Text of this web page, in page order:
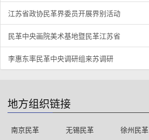
江苏省政协民革界委员开展界别活动
民革中央画院美术基地暨民革江苏省
李惠东率民革中央调研组来苏调研
地方组织链接
南京民革 无锡民革
徐州民革